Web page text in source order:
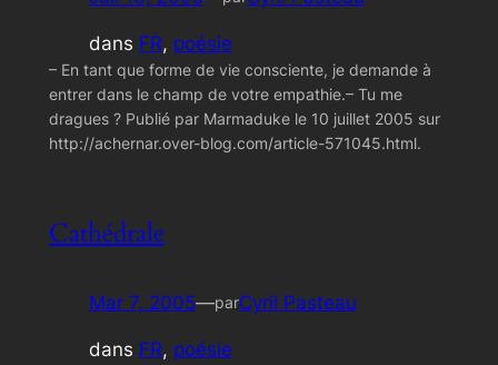
dans FR, poésie
– En tant que forme de vie consciente, je demande à
entrer dans le champ de votre empathie.– Tu me
dragues ? Publié par Marmaduke le 10 juillet 2005 sur
http://achernar.over-blog.com/article-571045.html.
Cathédrale
Mar 7, 2005—parCyril Pasteau
dans FR, poésie